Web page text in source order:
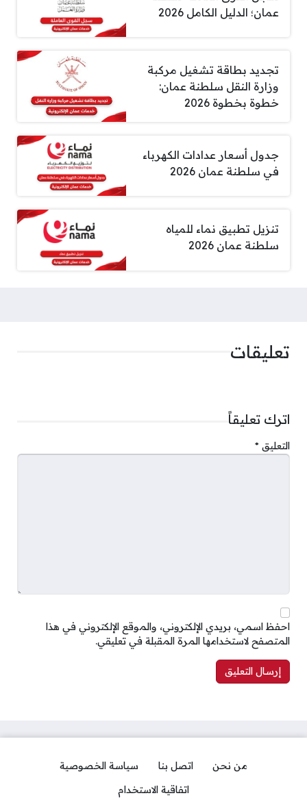
عمان؛ الدليل الكامل 2026
تجديد بطاقة تشغيل مركبة
وزارة النقل سلطنة عمان:
خطوة بخطوة 2026
جدول أسعار عدادات الكهرباء
في سلطنة عمان 2026
تنزيل تطبيق نماء للمياه
سلطنة عمان 2026
تعليقات
اترك تعليقاً
التعليق *
احفظ اسمي، بريدي الإلكتروني، والموقع الإلكتروني في هذا
المتصفح لاستخدامها المرة المقبلة في تعليقي.
من نحن اتصل بنا
سياسة الخصوصية
اتفاقية الاستخدام